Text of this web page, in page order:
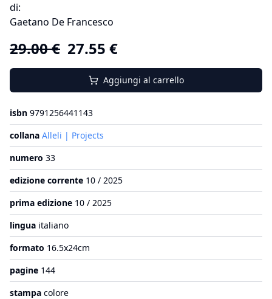
di:
Gaetano De Francesco
29.00€ 27.55 €
Aggiungi al carrello
isbn 9791256441143
collana Alleli | Projects
numero 33
edizione corrente 10 / 2025
prima edizione 10 / 2025
lingua italiano
formato 16.5x24cm
pagine 144
stampa colore